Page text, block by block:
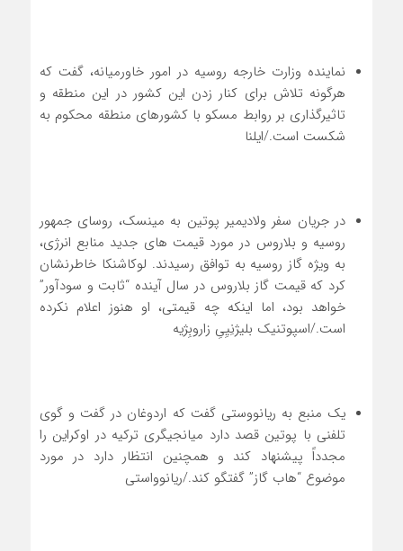
نماینده وزارت خارجه روسیه در امور خاورمیانه، گفت که
هرگونه تلاش برای کنار زدن این کشور در این منطقه و
تاثیرگذاری بر روابط مسکو با کشورهای منطقه محکوم به
شکست است./ایلنا
در جریان سفر ولادیمیر پوتین به مینسک، روسای جمهور
روسیه و بلاروس در مورد قیمت های جدید منابع انرژی،
به ویژه گاز روسیه به توافق رسیدند. لوکاشنکا خاطرنشان
کرد که قیمت گاز بلاروس در سال آینده “ثابت و سودآور”
خواهد بود، اما اینکه چه قیمتی، او هنوز اعلام نکرده
است./اسپوتنیک بلیژنِیِیِ زاروبِژیه
یک منبع به ریانووستی گفت که اردوغان در گفت و گوی
تلفنی با پوتین قصد دارد میانجیگری ترکیه در اوکراین را
مجدداً پیشنهاد کند و همچنین انتظار دارد در مورد
موضوع “هاب گاز” گفتگو کند./ریانوواستی